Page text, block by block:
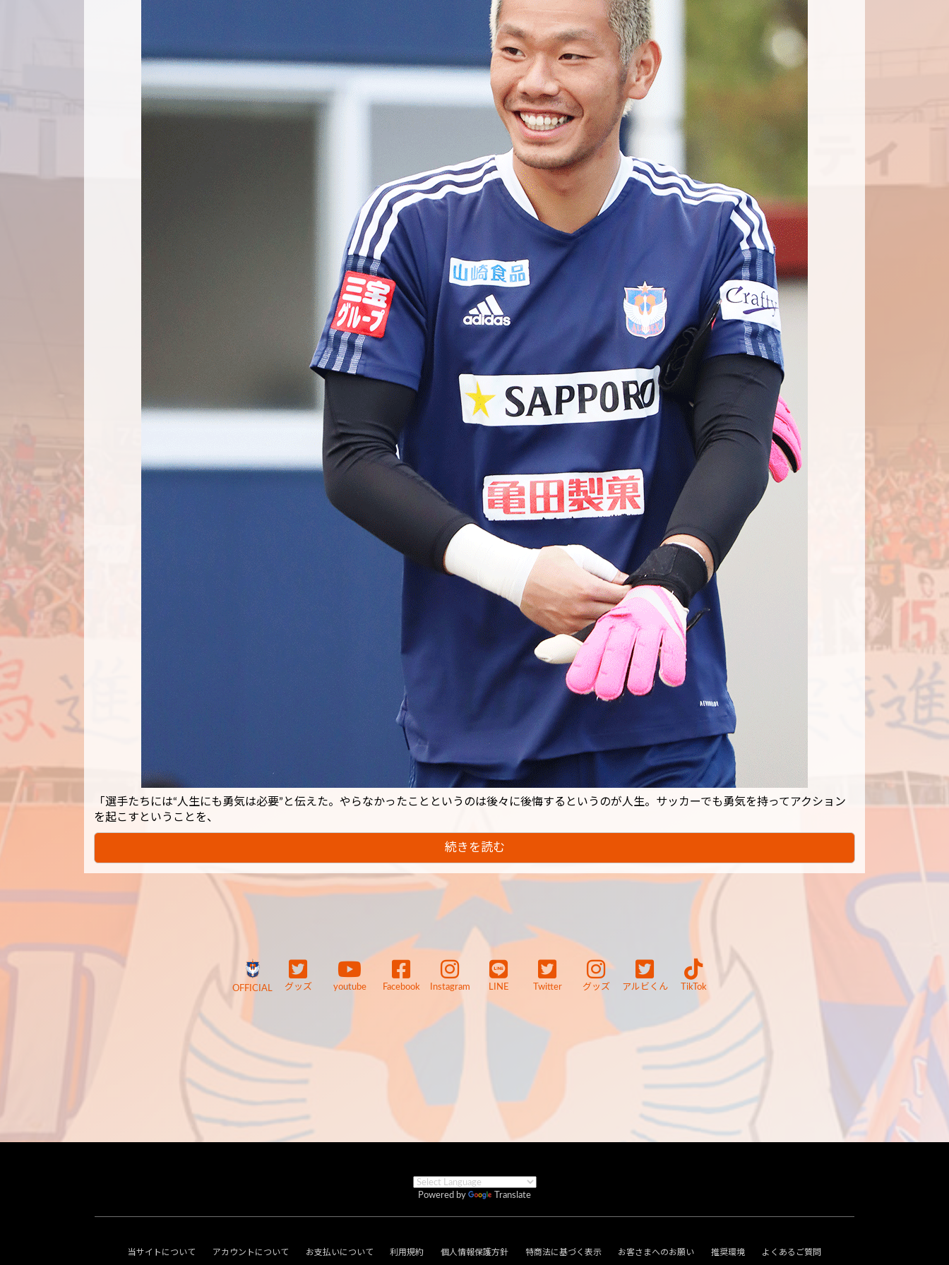
「選手たちには“人生にも勇気は必要”と伝えた。やらなかったことというのは後々に後悔するというのが人生。サッカーでも勇気を持ってアクション
を起こすということを、
続きを読む
OFFICIAL グッズ youtube Facebook Instagram LINE Twitter グッズ アルビくん TikTok
Powered by Translate
当サイトについて アカウントについて お支払いについて 利用規約 個人情報保護方針 特商法に基づく表示 お客さまへのお願い 推奨環境 よくあるご質問